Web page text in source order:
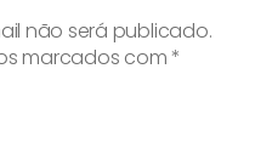
não será publicado.
marcados com*